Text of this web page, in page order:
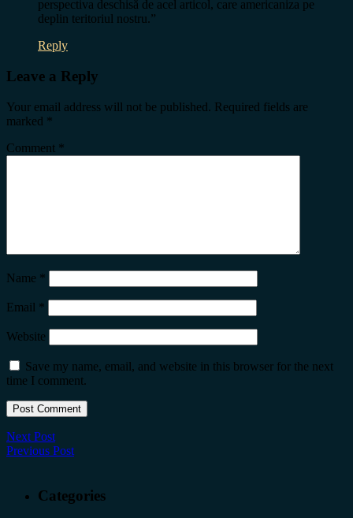
perspectiva deschisă de acel articol, care americaniza pe
deplin teritoriul nostru.”
Reply
Leave a Reply
Your email address will not be published. Required fields are
marked *
Comment *
Name *
Email *
Website
Save my name, email, and website in this browser for the next
time I comment.
Next Post
Previous Post
Categories